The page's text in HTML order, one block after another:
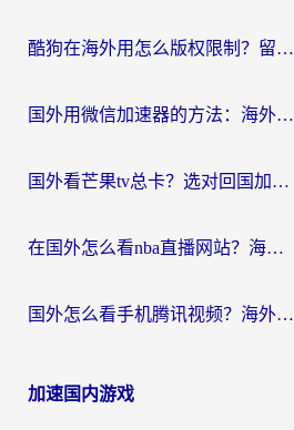
酷狗在海外用怎么版权限制？留学生亲测：3步解决听国内音乐难题
国外用微信加速器的方法：海外党无缝连接国内生活的实用指南
国外看芒果tv总卡？选对回国加速器，轻松追《浪姐》不费劲
在国外怎么看nba直播网站？海外党专属体育观赛指南，告别地区限制！
国外怎么看手机腾讯视频？海外党亲测有效的追剧加速器选择指南
加速国内游戏